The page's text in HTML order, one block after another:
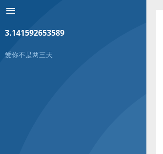
menu
3.141592653589
爱你不是两三天